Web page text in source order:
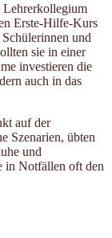
Lehrerkollegium
Erste-Hilfe-Kurs
und
sie in einer
investieren die
auch in das
auf der
Szenarien, übten
und
in Notfällen oft den